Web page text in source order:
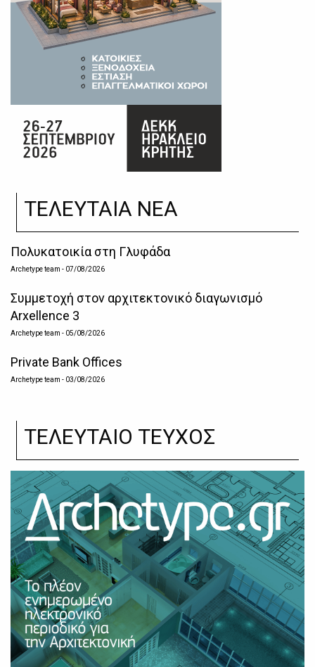
ΤΕΛΕΥΤΑΙΑ ΝΕΑ
Πολυκατοικία στη Γλυφάδα
Archetype team - 07/08/2026
Συμμετοχή στον αρχιτεκτονικό διαγωνισμό
Arxellence 3
Archetype team - 05/08/2026
Private Bank Offices
Archetype team - 03/08/2026
ΤΕΛΕΥΤΑΙΟ ΤΕΥΧΟΣ